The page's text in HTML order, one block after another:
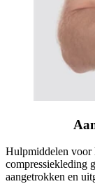
Hulpmiddelen voor
compressiekleding
aangetrokken en